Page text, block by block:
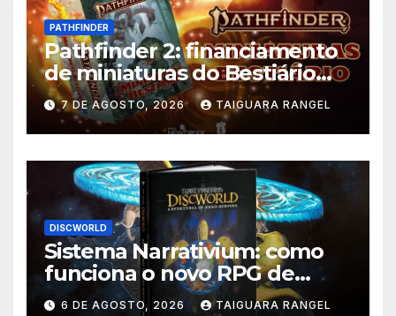
PATHFINDER
Pathfinder 2: financiamento
de miniaturas do Bestiário
supera meta no Catarse
7 DE AGOSTO, 2026 TAIGUARA RANGEL
DISCWORLD
Sistema Narrativium: como
funciona o novo RPG de
Discworld
6 DE AGOSTO, 2026 TAIGUARA RANGEL